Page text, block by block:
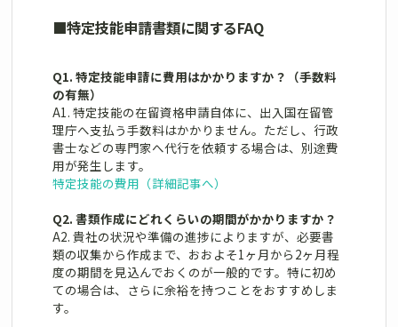
■特定技能申請書類に関するFAQ
Q1. 特定技能申請に費用はかかりますか？（手数料
の有無）
A1. 特定技能の在留資格申請自体に、出入国在留管
理庁へ支払う手数料はかかりません。ただし、行政
書士などの専門家へ代行を依頼する場合は、別途費
用が発生します。
特定技能の費用（詳細記事へ）
Q2. 書類作成にどれくらいの期間がかかりますか？
A2. 貴社の状況や準備の進捗によりますが、必要書
類の収集から作成まで、おおよそ1ヶ月から2ヶ月程
度の期間を見込んでおくのが一般的です。特に初め
ての場合は、さらに余裕を持つことをおすすめしま
す。